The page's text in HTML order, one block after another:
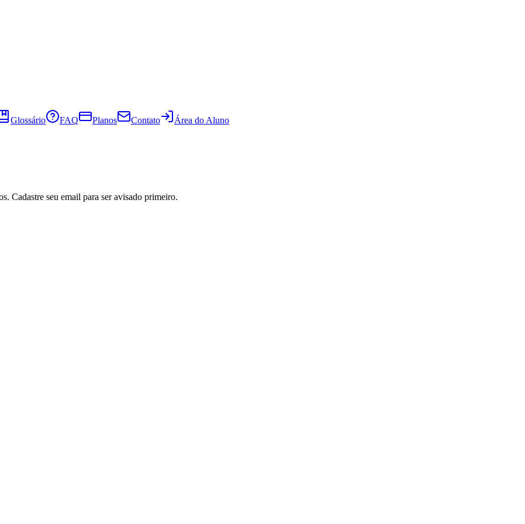
Glossário FAQ Planos Contato Área do Aluno
Cadastre seu email para ser avisado primeiro.